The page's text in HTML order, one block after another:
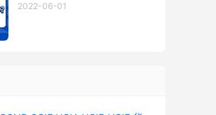
2022-06-01